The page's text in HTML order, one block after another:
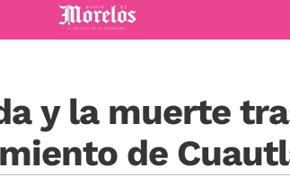
Diario de Morelos
y la muerte
de